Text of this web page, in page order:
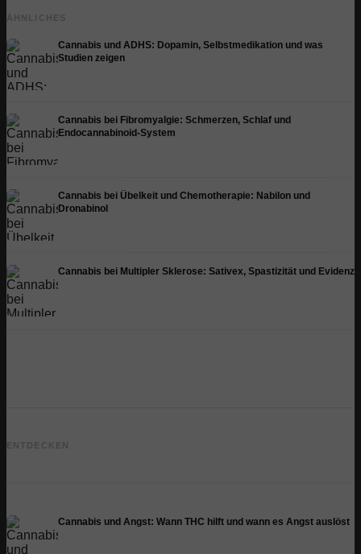
ÄHNLICHES
Cannabis und ADHS: Dopamin, Selbstmedikation und was
Studien zeigen
Cannabis bei Fibromyalgie: Schmerzen, Schlaf und
Endocannabinoid-System
Cannabis bei Übelkeit und Chemotherapie: Nabilon und
Dronabinol
Cannabis bei Multipler Sklerose: Sativex, Spastizität und Evidenz
ENTDECKEN
Forschung
Cannabis und Angst: Wann THC hilft und wann es Angst auslöst